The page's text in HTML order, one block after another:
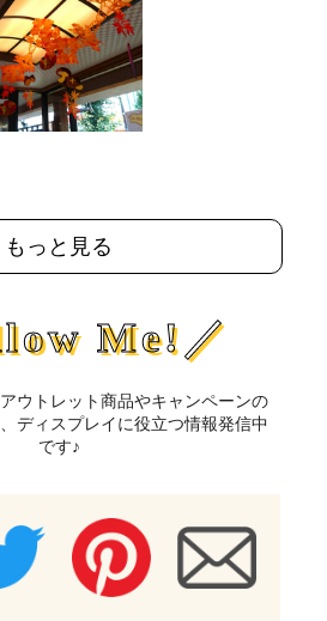
もっと見る
Me!／
ウトレット商品やキャンペーンの
ディスプレイに役立つ情報発信中
です♪